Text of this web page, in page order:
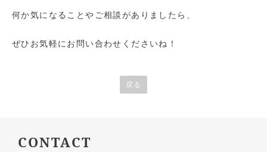
何か気になることやご相談がありましたら、
ぜひお気軽にお問い合わせくださいね！
戻る
CONTACT